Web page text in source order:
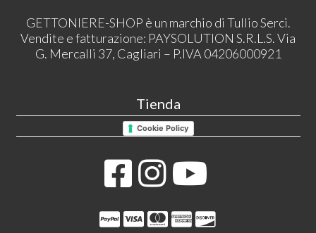
GETTONIERE-SHOP è un marchio di Tullio Serci.
Vendite e fatturazione: PAYSOLUTION S.R.L.S. Via
G. Mercalli 37, Cagliari – P.IVA 04206000921
Tienda
Cookie Policy